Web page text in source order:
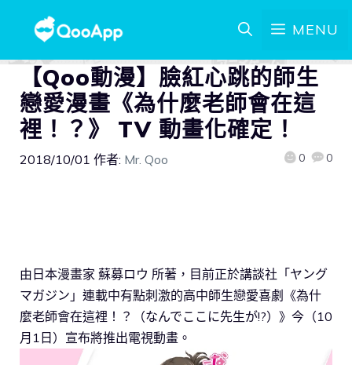
MENU
【Qoo動漫】臉紅心跳的師生
戀愛漫畫《為什麼老師會在這
裡！？》 TV 動畫化確定！
2018/10/01 作者: Mr. Qoo 0 0
由日本漫畫家 蘇募ロウ 所著，目前正於講談社「ヤング
マガジン」連載中有點刺激的高中師生戀愛喜劇《為什
麼老師會在這裡！？（なんでここに先生が!?）》今（10
月1日）宣布將推出電視動畫。